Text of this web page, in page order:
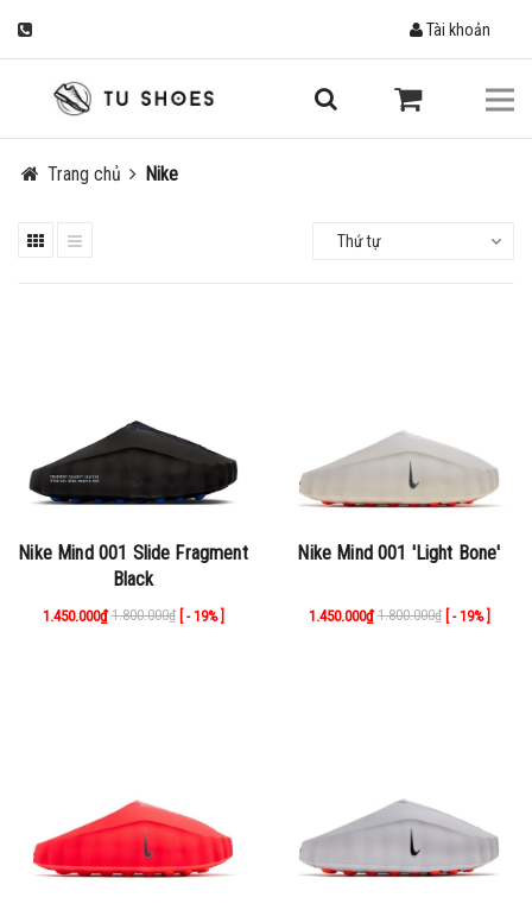
Tài khoản
Trang chủ Nike
Thứ tự
Nike Mind 001 Slide Fragment
Black
1.450.000₫ 1.800.000₫ [ - 19% ]
Nike Mind 001 'Light Bone'
1.450.000₫ 1.800.000₫ [ - 19% ]